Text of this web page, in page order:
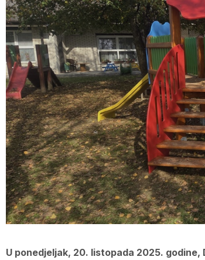
U ponedjeljak, 20. listopada 2025.